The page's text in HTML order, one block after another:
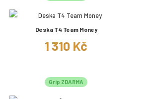
Deska T4 Team Money
1 310 Kč
Grip ZDARMA